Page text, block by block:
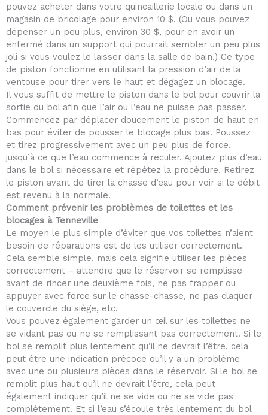
pouvez acheter dans votre quincaillerie locale ou dans un
magasin de bricolage pour environ 10 $. (Ou vous pouvez
dépenser un peu plus, environ 30 $, pour en avoir un
enfermé dans un support qui pourrait sembler un peu plus
joli si vous voulez le laisser dans la salle de bain.) Ce type
de piston fonctionne en utilisant la pression d’air de la
ventouse pour tirer vers le haut et dégagez un blocage.
Il vous suffit de mettre le piston dans le bol pour couvrir la
sortie du bol afin que l’air ou l’eau ne puisse pas passer.
Commencez par déplacer doucement le piston de haut en
bas pour éviter de pousser le blocage plus bas. Poussez
et tirez progressivement avec un peu plus de force,
jusqu’à ce que l’eau commence à reculer. Ajoutez plus d’eau
dans le bol si nécessaire et répétez la procédure. Retirez
le piston avant de tirer la chasse d’eau pour voir si le débit
est revenu à la normale.
Comment prévenir les problèmes de toilettes et les
blocages à Tenneville
Le moyen le plus simple d’éviter que vos toilettes n’aient
besoin de réparations est de les utiliser correctement.
Cela semble simple, mais cela signifie utiliser les pièces
correctement – attendre que le réservoir se remplisse
avant de rincer une deuxième fois, ne pas frapper ou
appuyer avec force sur le chasse-chasse, ne pas claquer
le couvercle du siège, etc.
Vous pouvez également garder un œil sur les toilettes ne
se vidant pas ou ne se remplissant pas correctement. Si le
bol se remplit plus lentement qu’il ne devrait l’être, cela
peut être une indication précoce qu’il y a un problème
avec une ou plusieurs pièces dans le réservoir. Si le bol se
remplit plus haut qu’il ne devrait l’être, cela peut
également indiquer qu’il ne se vide ou ne se vide pas
complètement. Et si l’eau s’écoule très lentement du bol